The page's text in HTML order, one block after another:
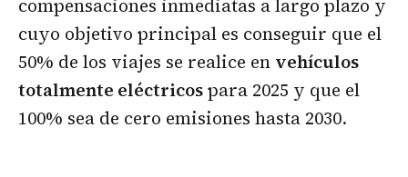
compensaciones inmediatas a largo plazo y
cuyo objetivo principal es conseguir que el
50% de los viajes se realice en vehículos
totalmente eléctricospara 2025 y que el
100% sea de cero emisiones hasta 2030.